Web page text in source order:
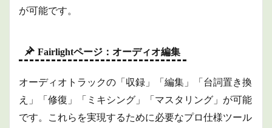
が可能です。
Fairlightページ：オーディオ編集
オーディオトラックの「収録」「編集」「台詞置き換
え」「修復」「ミキシング」「マスタリング」が可能
です。これらを実現するために必要なプロ仕様ツール